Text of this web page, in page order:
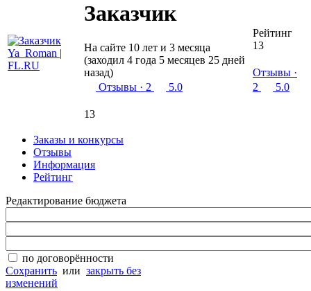
Заказчик
На сайте 10 лет и 3 месяца
(заходил 4 года 5 месяцев 25 дней
назад)
Отзывы · 2 5.0
13
Рейтинг
13
Отзывы ·
2
5.0
Заказы и конкурсы
Отзывы
Информация
Рейтинг
Редактирование бюджета
по договорённости
Сохранить или закрыть без
изменений